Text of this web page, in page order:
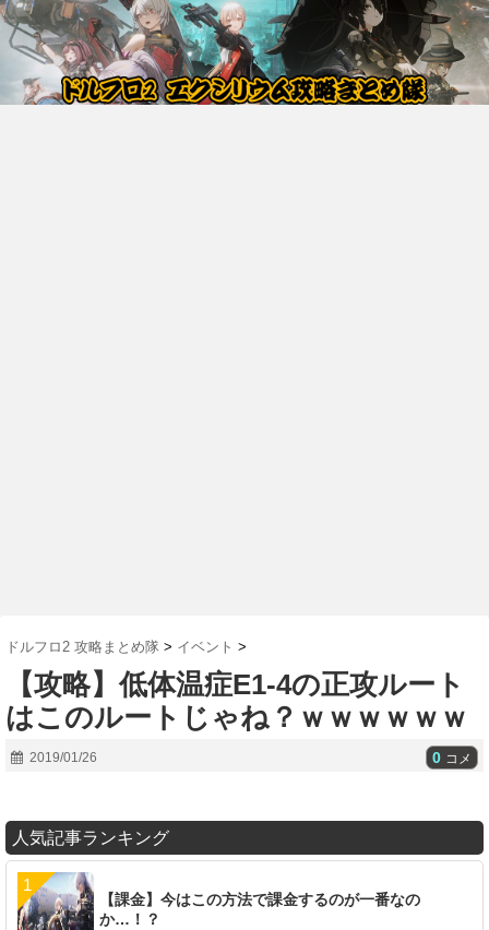
ドルフロ2 攻略まとめ隊 > イベント >
【攻略】低体温症E1-4の正攻ルート
はこのルートじゃね？ｗｗｗｗｗｗ
2019/01/26 0 コメ
人気記事ランキング
【課金】今はこの方法で課金するのが一番なの
か…！？